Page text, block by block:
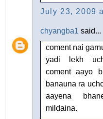
July 23, 2009
chyangba1 said...
coment nai
yadi lekh
coment aayo
banauna ra
aayena
mildaina.